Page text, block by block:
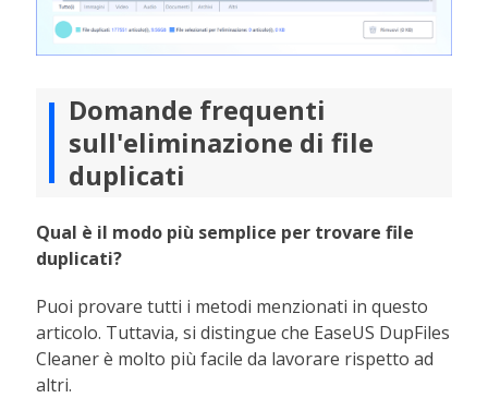
Domande frequenti
sull'eliminazione di file
duplicati
Qual è il modo più semplice per trovare file
duplicati?
Puoi provare tutti i metodi menzionati in questo
articolo. Tuttavia, si distingue che EaseUS DupFiles
Cleaner è molto più facile da lavorare rispetto ad
altri.